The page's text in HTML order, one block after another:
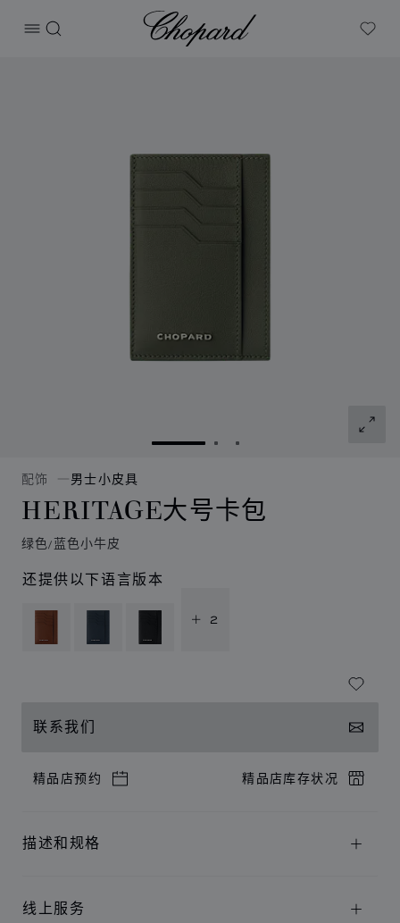
打开菜单
搜索
Chopard
My
转到幻灯片 1转到幻灯片 2
转到幻灯片 3
配饰 男士小皮具
HERITAGE大号卡包
绿色/蓝色小牛皮
还提供以下语言版本
+ 2
联系我们
精品店预约 精品店库存状况
描述和规格
线上服务